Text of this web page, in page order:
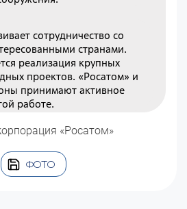
сотрудничество со
странами.
реализация крупных
проектов. «Росатом» и
принимают активное
работе.
«Росатом»
ФОТО